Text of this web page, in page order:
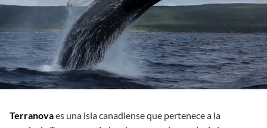
Terranovaes una isla canadiense que pertenece a la